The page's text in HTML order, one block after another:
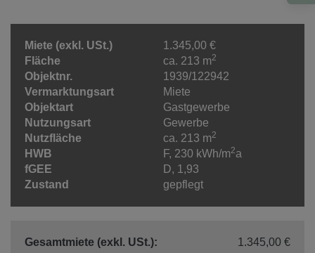
Miete (exkl. USt.)
1.345,00 €
Fläche
ca. 213 m2
Objektnr.
1939/122942
Vermarktungsart
Miete
Objektart
Gastgewerbe
Nutzungsart
Gewerbe
Nutzfläche
ca. 213 m2
HWB F, 230 kWh/m2a
fGEE
D, 1,93
Zustand
gepflegt
Gesamtmiete (exkl. USt.):
1.345,00 €